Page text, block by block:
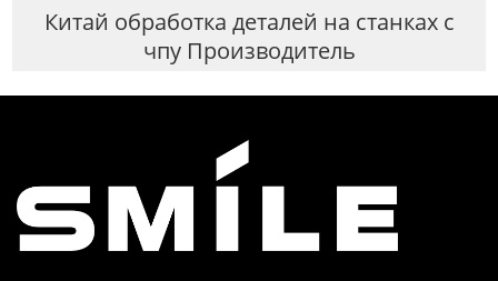
Китай обработка деталей на станках с
чпу Производитель